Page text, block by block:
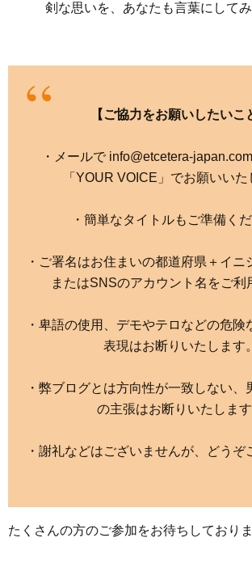
剣な思いを、あなたも言葉にして
【ご協力をお願いしたいこ
・メールで info@etcetera-
「YOUR VOICE」でお願いいた
・簡単なタイトルもご準備くだ
・ご署名はお住まいの都道府県＋イニ
またはSNSのアカウント名をご利
・卑語の使用、デモやテロなどの危険
表現はお断りいたします。
・弊ブログとは方向性が一致しない、
の主張はお断りいたします
・謝礼などはございませんが、どうぞ
たくさんの方のご参加をお待ちしておりま